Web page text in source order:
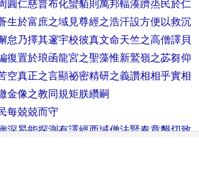
圓仁慈普布化蠻貊則萬邦輻湊躋烝民於仁
生於富庶之域見尊經之浩汗設方便以救沉
怠乃擇其邃宇校彼真文命天竺之高僧譯貝
復置於琅函龍宮之聖藻惟新鷲嶺之苾芻仰
空真正之言顯祕密精研之義讚相相乎實相
金像之教同規矩朕纘嗣
每兢兢而守
深曷能探測有譯經西域僧法賢奏章懇切致